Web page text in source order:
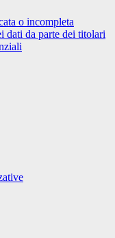
o incompleta
dati da parte dei titolari